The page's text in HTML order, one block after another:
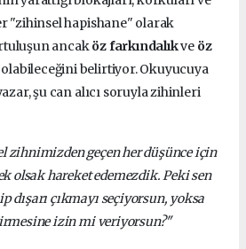
"zihinsel hapishane" olarak
ancaköz farkındalıkve öz
belirtiyor. Okuyucuya
şu can alıcı soruyla zihinleri
zihnimizden geçen her düşünce için
olsak hareket edemezdik. Peki sen
çıkmayı seçiyorsun, yoksa
izin mi veriyorsun?"